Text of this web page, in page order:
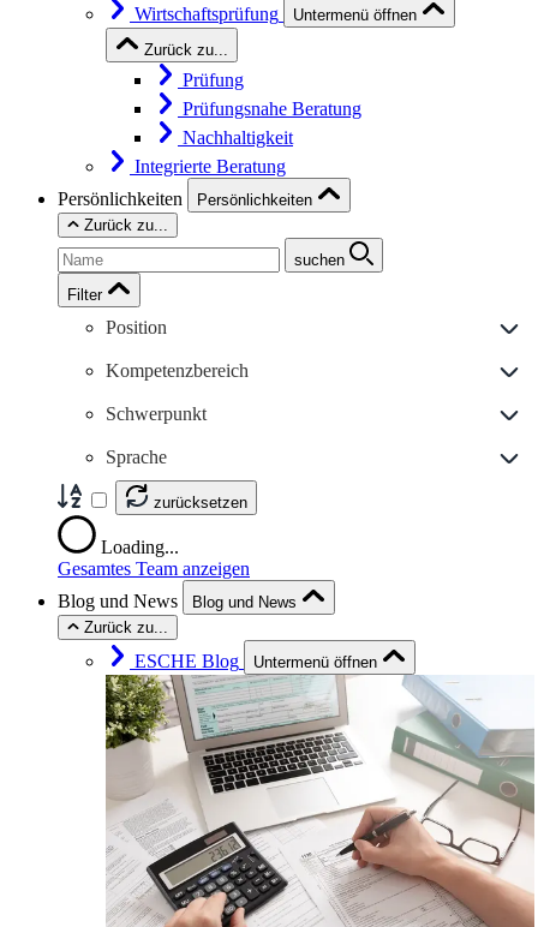
Wirtschaftsprüfung
Untermenü öffnen
Zurück zu...
Prüfung
Prüfungsnahe Beratung
Nachhaltigkeit
Integrierte Beratung
Persönlichkeiten
Persönlichkeiten
Zurück zu...
suchen
Filter
Position
Kompetenzbereich
Schwerpunkt
Sprache
zurücksetzen
Loading...
Gesamtes Team anzeigen
Blog und News
Blog und News
Zurück zu...
ESCHE Blog Untermenü öffnen